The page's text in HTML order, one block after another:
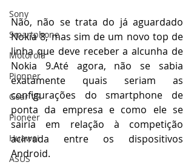
Sony
Smartphone
Motorola
Pionner
Gear VR
Pioneer
Huawei
ASUS
Não, não se trata do já aguardado
Nokia 8, mas sim de um novo top de
linha que deve receber a alcunha de
Nokia 9.Até agora, não se sabia
exatamente quais seriam as
configurações do smartphone de
ponta da empresa e como ele se
sairia em relação à competição
acirrada entre os dispositivos
Android.